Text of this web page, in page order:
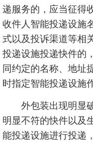
递服务的，应当征得
收件人智能投递设施
式以及投诉渠道等相
投递设施投递快件的
同约定的名称、地址
时指定智能投递设施
外包装出现明显破
明显不符的快件以及
能投递设施进行投递